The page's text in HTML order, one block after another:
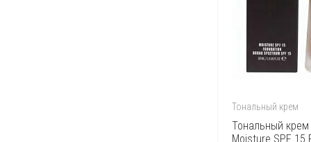
Тональный крем
Тональный крем
Moisture SPF 15